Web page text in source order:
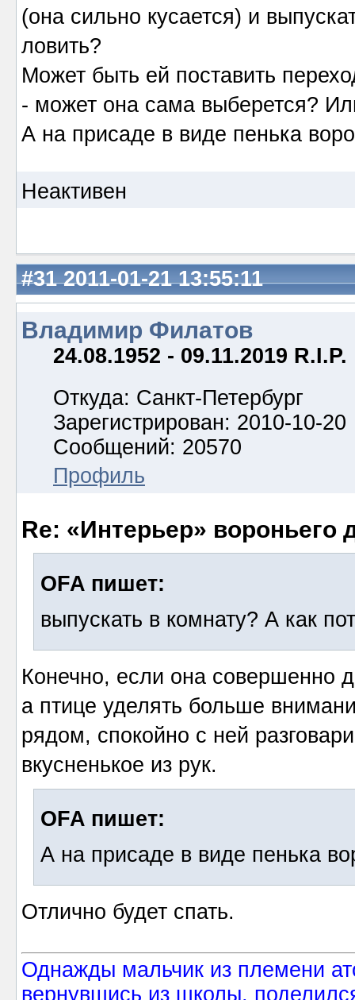
(она сильно кусается) и
ловить?
Может быть ей поставить
- может она сама выберется?
А на присаде в виде пенька
Неактивен
#312011-01-21 13:55:11
Владимир Филатов
24.08.1952 - 09.11.2019 R.I.P.
Откуда: Санкт-Петербург
Зарегистрирован: 2010-10-20
Сообщений: 20570
Профиль
Re: «Интерьер» вороньего
OFA пишет:
выпускать в комнату? А как
Конечно, если она совершенно
а птице уделять больше
рядом, спокойно с ней
вкусненькое из рук.
OFA пишет:
А на присаде в виде пенька
Отлично будет спать.
Однажды мальчик из племени
вернувшись из школы,